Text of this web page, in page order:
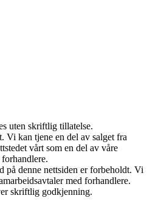
uten skriftlig tillatelse.
kan tjene en del av salget fra
vårt som en del av våre
denne nettsiden er forbeholdt. Vi
med forhandlere.
skriftlig godkjenning.